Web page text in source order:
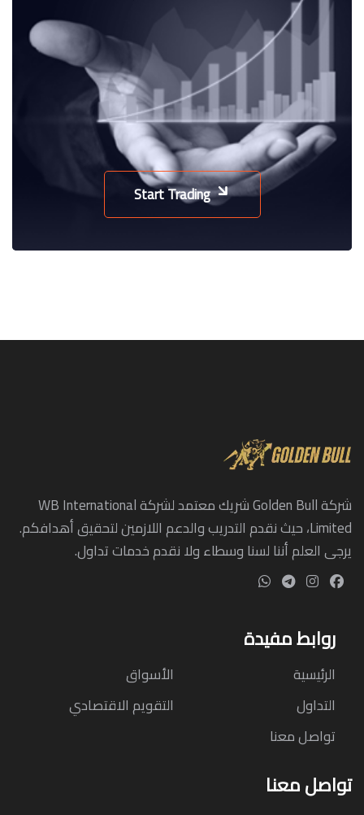
Start Trading
شركة Golden Bull شريك معتمد لشركة WB International
Limited، حيث نقدم التدريب والدعم اللازمين لتحقيق أهدافكم.
يرجى العلم أننا لسنا وسطاء ولا نقدم خدمات تداول.
روابط مفيدة
الرئيسية
الأسواق
التداول
التقويم الاقتصادي
تواصل معنا
تواصل معنا